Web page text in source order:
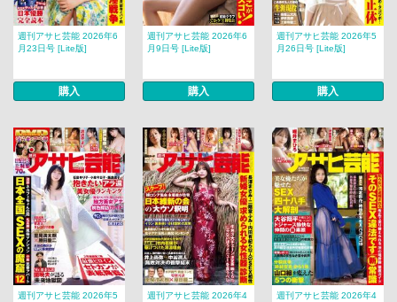
週刊アサヒ芸能 2026年6
月23日号 [Lite版]
購入
週刊アサヒ芸能 2026年6
月9日号 [Lite版]
購入
週刊アサヒ芸能 2026年5
月26日号 [Lite版]
購入
週刊アサヒ芸能 2026年5
週刊アサヒ芸能 2026年4
週刊アサヒ芸能 2026年4